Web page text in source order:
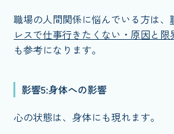
職場の人間関係に悩んでいる方は、
レスで仕事行きたくない・原因と限
も参考になります。
影響5:身体への影響
心の状態は、身体にも現れます。